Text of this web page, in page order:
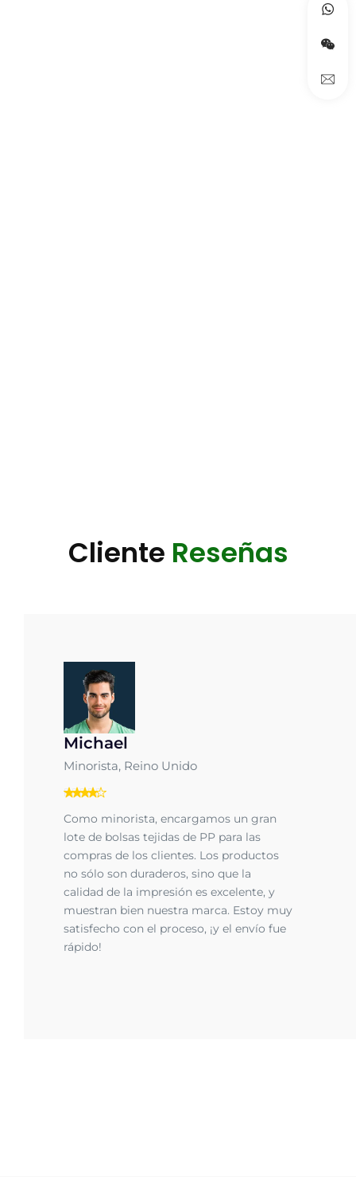
Cliente Reseñas
Michael
Minorista, Reino Unido
Como minorista, encargamos un gran
lote de bolsas tejidas de PP para las
compras de los clientes. Los productos
no sólo son duraderos, sino que la
calidad de la impresión es excelente, y
muestran bien nuestra marca. Estoy muy
satisfecho con el proceso, ¡y el envío fue
rápido!